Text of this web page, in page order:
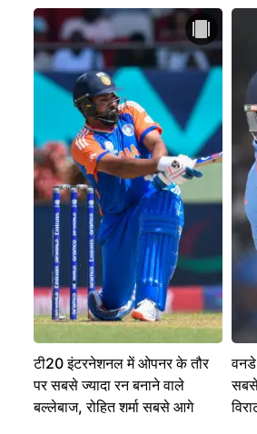
टी20 इंटरनेशनल में ओपनर के तौर
पर सबसे ज्यादा रन बनाने वाले
बल्लेबाज, रोहित शर्मा सबसे आगे
वनडे
सबसे